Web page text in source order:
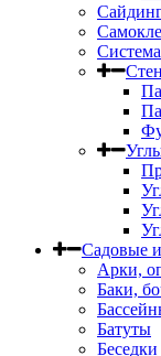
Садовые
Арки,
Баки,
Батуты
Беседки